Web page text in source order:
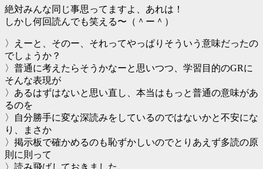
絶対みんな同じ事思ってますよ、あれは！
しかし何回読んでも笑える〜（＾ー＾）
〉えーと、そのー、それってやっぱりそういう意味だったの
でしょうか？
〉普通に考えたらそうかなーと思いつつ、学習目的のGRに
そんな表現が
〉あるはずはないと思い直し、本当はもっと普通の意味があ
るのを
〉自分勝手に変な深読みをしているのではないかと不安にな
り、まさか
〉掲示板で確かめるのも恥ずかしいのでとりあえず多読の原
則に則って
〉読み飛ばしておきました。